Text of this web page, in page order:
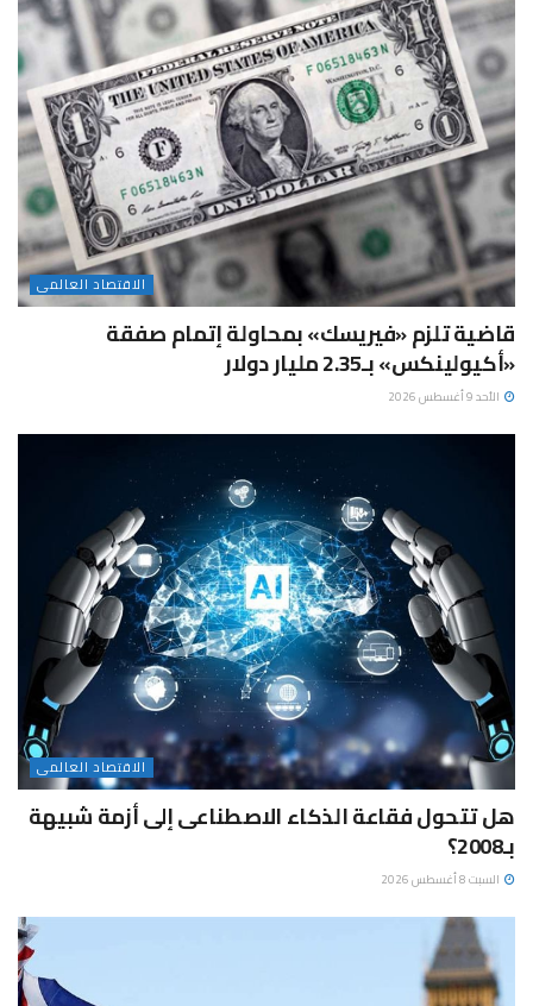
الاقتصاد العالمى
قاضية تلزم «فيريسك» بمحاولة إتمام صفقة
«أكيولينكس» بـ2.35 مليار دولار
الأحد 9 أغسطس 2026
الاقتصاد العالمى
هل تتحول فقاعة الذكاء الاصطناعى إلى أزمة شبيهة
بـ2008؟
السبت 8 أغسطس 2026